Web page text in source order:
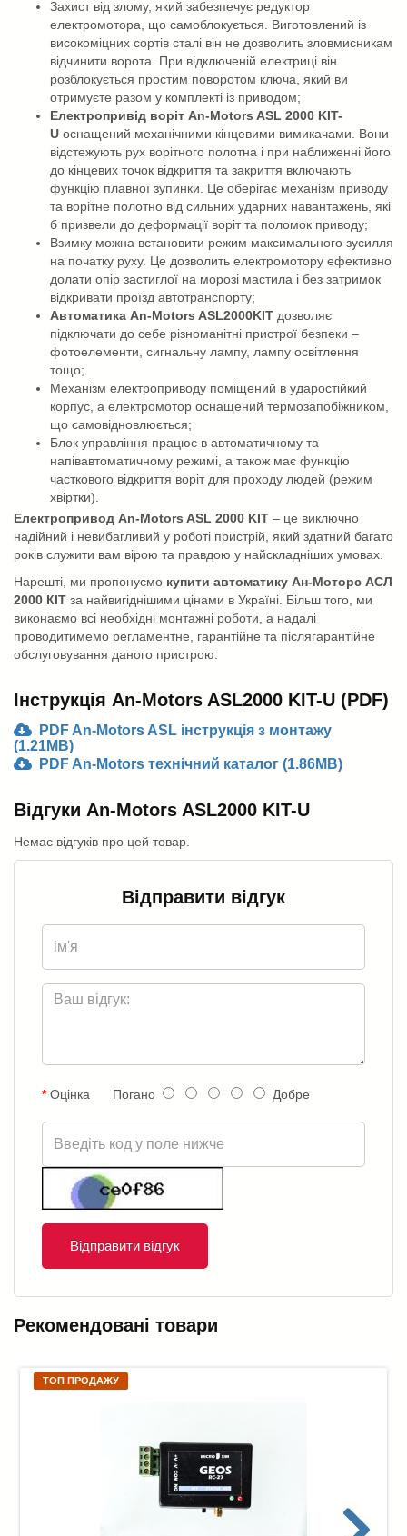
Захист від злому, який забезпечує редуктор
електромотора, що самоблокується. Виготовлений із
високоміцних сортів сталі він не дозволить зловмисникам
відчинити ворота. При відключеній електриці він
розблокується простим поворотом ключа, який ви
отримуєте разом у комплекті із приводом;
Електропривід воріт An-Motors ASL 2000 KIT-
U оснащений механічними кінцевими вимикачами. Вони
відстежують рух ворітного полотна і при наближенні його
до кінцевих точок відкриття та закриття включають
функцію плавної зупинки. Це оберігає механізм приводу
та ворітне полотно від сильних ударних навантажень, які
б призвели до деформації воріт та поломок приводу;
Взимку можна встановити режим максимального зусилля
на початку руху. Це дозволить електромотору ефективно
долати опір застиглої на морозі мастила і без затримок
відкривати проїзд автотранспорту;
Автоматика An-Motors ASL2000KIT дозволяє
підключати до себе різноманітні пристрої безпеки –
фотоелементи, сигнальну лампу, лампу освітлення
тощо;
Механізм електроприводу поміщений в ударостійкий
корпус, а електромотор оснащений термозапобіжником,
що самовідновлюється;
Блок управління працює в автоматичному та
напівавтоматичному режимі, а також має функцію
часткового відкриття воріт для проходу людей (режим
хвіртки).
Електропривод An-Motors ASL 2000 KIT – це виключно
надійний і невибагливий у роботі пристрій, який здатний багато
років служити вам вірою та правдою у найскладніших умовах.
Нарешті, ми пропонуємо купити автоматику Ан-Моторс АСЛ
2000 КІТ за найвигіднішими цінами в Україні. Більш того, ми
виконаємо всі необхідні монтажні роботи, а надалі
проводитимемо регламентне, гарантійне та післягарантійне
обслуговування даного пристрою.
Інструкція An-Motors ASL2000 KIT-U (PDF)
PDF An-Motors ASL інструкція з монтажу
(1.21MB)
PDF An-Motors технічний каталог (1.86MB)
Відгуки An-Motors ASL2000 KIT-U
Немає відгуків про цей товар.
Відправити відгук
Оцінка Погано Добре
Відправити відгук
Рекомендовані товари
ТОП ПРОДАЖУ